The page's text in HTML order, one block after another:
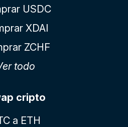
USDC
XDAI
ZCHF
todo
cripto
a ETH